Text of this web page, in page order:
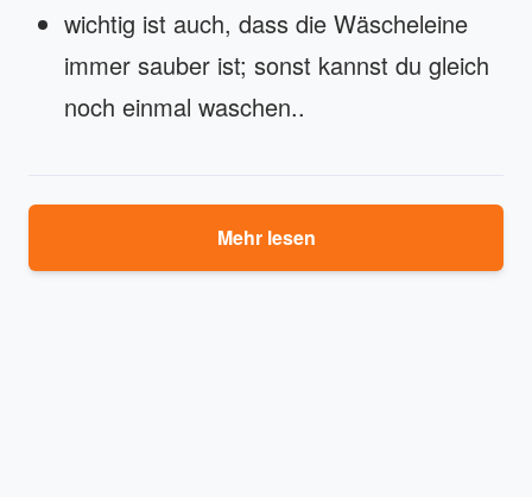
wichtig ist auch, dass die Wäscheleine
immer sauber ist; sonst kannst du gleich
noch einmal waschen..
Mehr lesen